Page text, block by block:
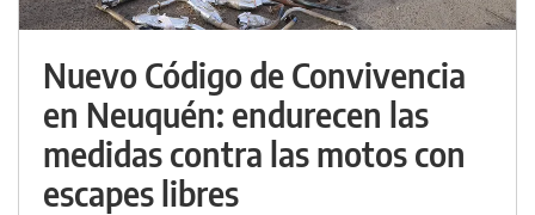
Nuevo Código de Convivencia
en Neuquén: endurecen las
medidas contra las motos con
escapes libres